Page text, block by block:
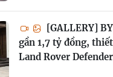
[GALLERY]
gần 1,7 tỷ đồng,
Land Rover Defender